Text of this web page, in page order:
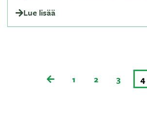
Lue lisää
1 2 3 4